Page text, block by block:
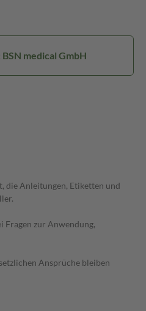
medical GmbH
die Anleitungen, Etiketten und
Fragen zur Anwendung,
Ansprüche bleiben